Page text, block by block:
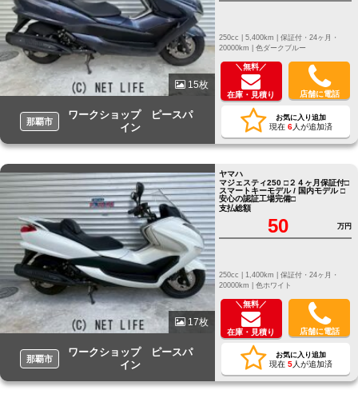
15枚
那覇市
ワークショップ ピースパ
イン
保証付・24ヶ月・
20000km | 色ダークブルー
＼無料／
在庫・見積り 店舗に電話
お気に入り追加
現在 6人が追加済
17枚
那覇市
ワークショップ ピースパ
イン
ヤマハ
マジェスティ250 □２４ヶ月保証付□
スマートキーモデル / 国内モデル □
安心の認証工場完備□
支払総額
50 万円
保証付・24ヶ月・
20000km | 色ホワイト
＼無料／
在庫・見積り 店舗に電話
お気に入り追加
現在 5人が追加済